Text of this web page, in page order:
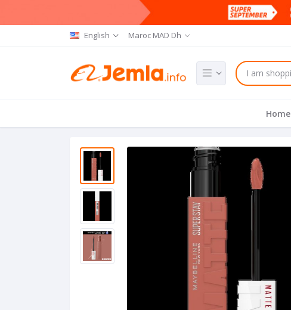
English Maroc MAD Dh
Home